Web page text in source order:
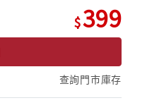
399
查詢門市庫存